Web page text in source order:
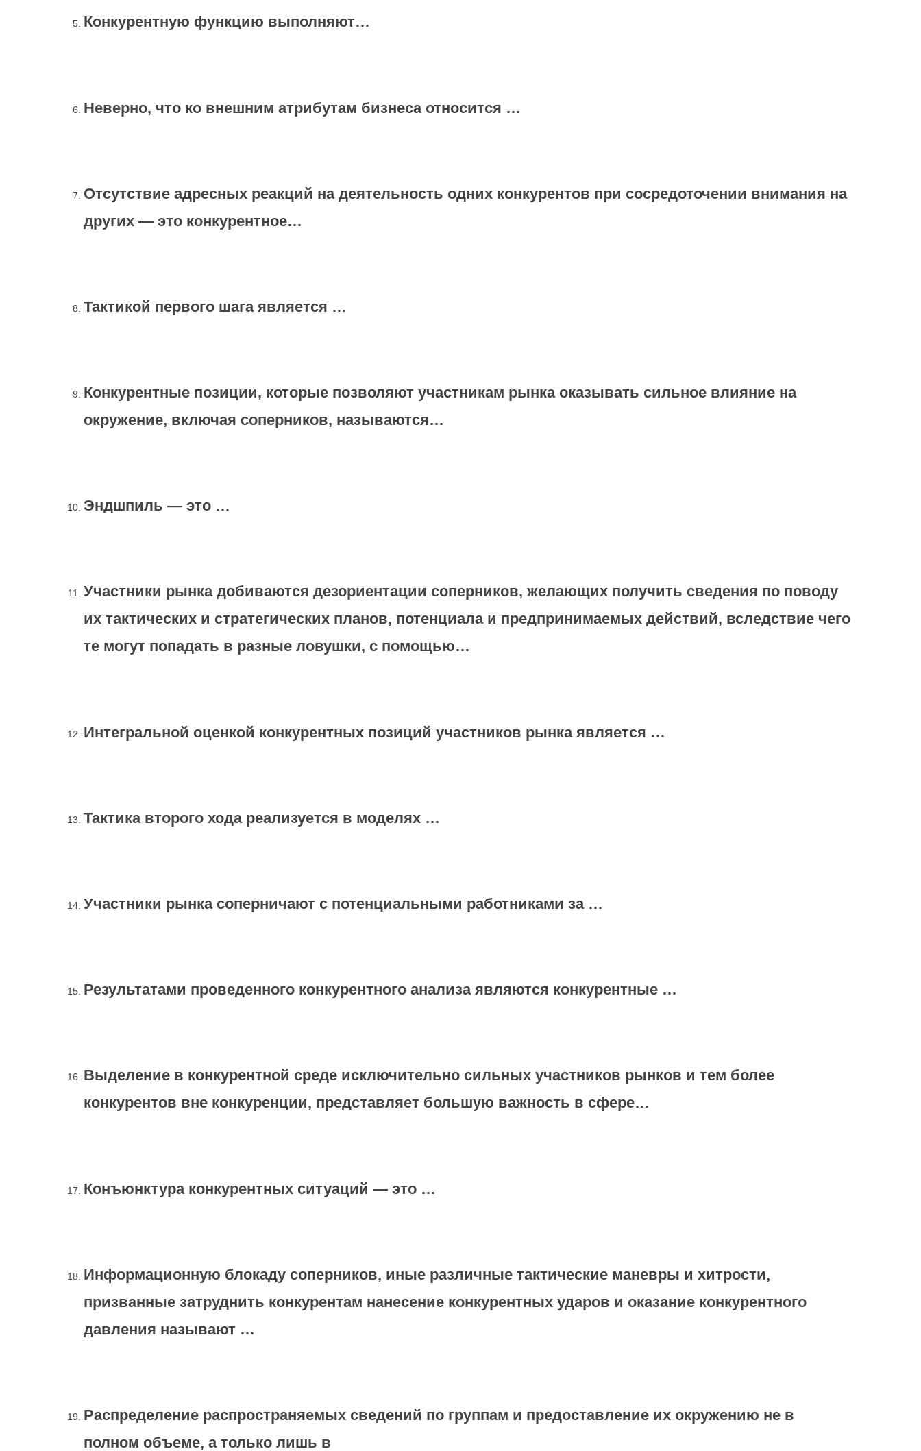
Конкурентную функцию выполняют…
Неверно, что ко внешним атрибутам бизнеса относится …
Отсутствие адресных реакций на деятельность одних конкурентов при сосредоточении внимания на
других — это конкурентное…
Тактикой первого шага является …
Конкурентные позиции, которые позволяют участникам рынка оказывать сильное влияние на
окружение, включая соперников, называются…
Эндшпиль — это …
Участники рынка добиваются дезориентации соперников, желающих получить сведения по поводу
их тактических и стратегических планов, потенциала и предпринимаемых действий, вследствие чего
те могут попадать в разные ловушки, с помощью…
Интегральной оценкой конкурентных позиций участников рынка является …
Тактика второго хода реализуется в моделях …
Участники рынка соперничают с потенциальными работниками за …
Результатами проведенного конкурентного анализа являются конкурентные …
Выделение в конкурентной среде исключительно сильных участников рынков и тем более
конкурентов вне конкуренции, представляет большую важность в сфере…
Конъюнктура конкурентных ситуаций — это …
Информационную блокаду соперников, иные различные тактические маневры и хитрости,
призванные затруднить конкурентам нанесение конкурентных ударов и оказание конкурентного
давления называют …
Распределение распространяемых сведений по группам и предоставление их окружению не в
полном объеме, а только лишь в